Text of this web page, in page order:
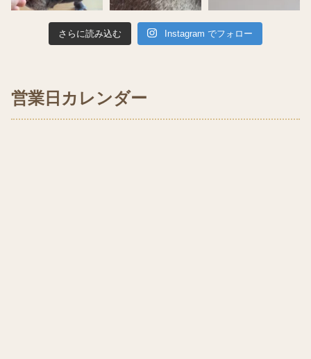
さらに読み込む Instagram でフォロー
営業日カレンダー